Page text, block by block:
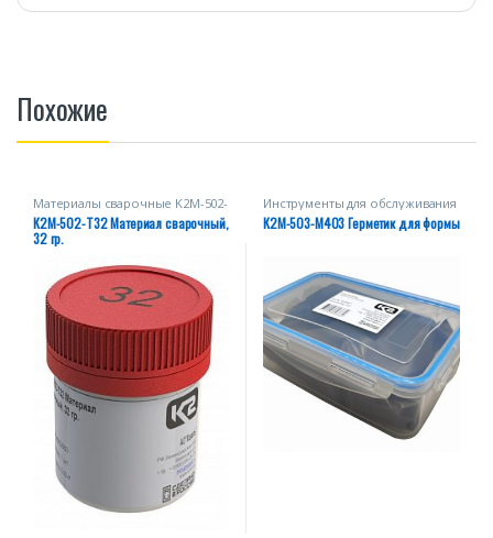
Похожие
Материалы сварочные K2M-502-
Т
К2М-502-Т32 Материал сварочный,
32 гр.
Инструменты для обслуживания
сварных форм
К2М-503-М403 Герметик для формы